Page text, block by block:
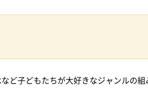
ど子どもたちが大好きなジャンルの